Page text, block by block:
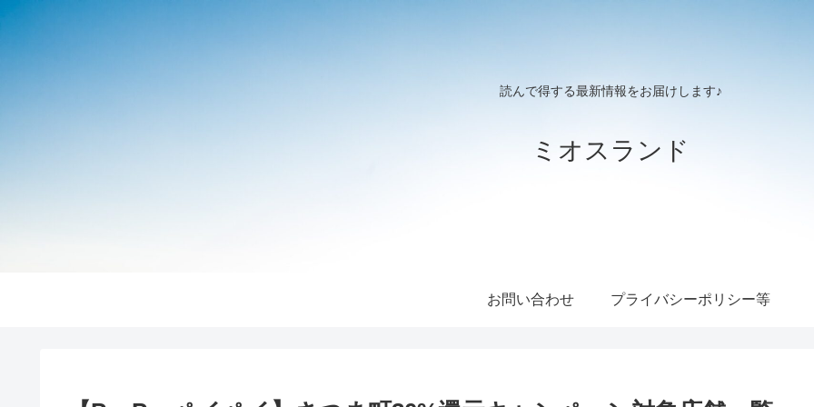
読んで得する最新情報をお届けします♪
ミオスランド
お問い合わせ プライバシーポリシー等